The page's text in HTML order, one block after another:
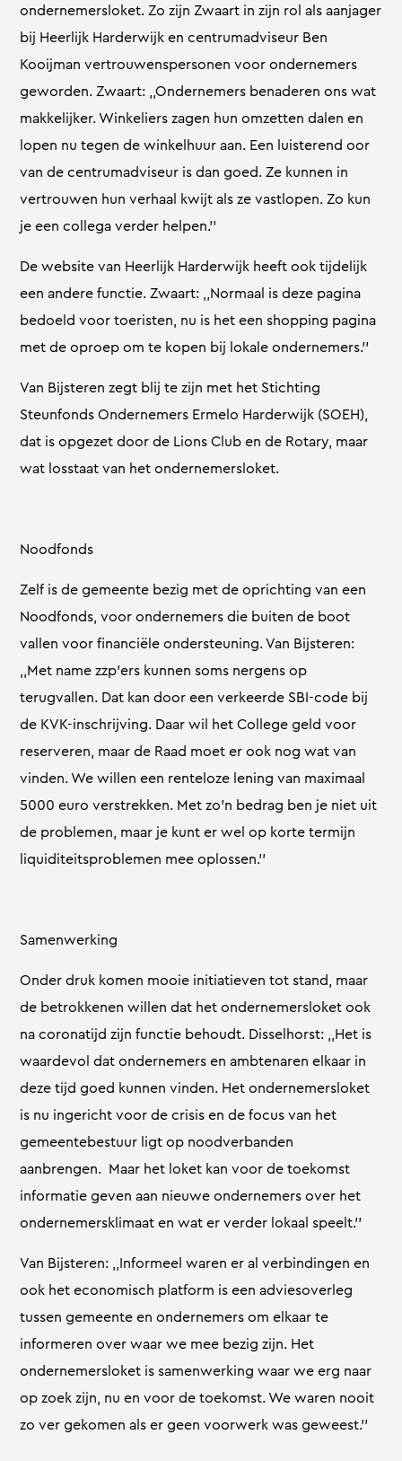
ondernemersloket. Zo zijn Zwaart in zijn rol als aanjager
bij Heerlijk Harderwijk en centrumadviseur Ben
Kooijman vertrouwenspersonen voor ondernemers
geworden. Zwaart: ,,Ondernemers benaderen ons wat
makkelijker. Winkeliers zagen hun omzetten dalen en
lopen nu tegen de winkelhuur aan. Een luisterend oor
van de centrumadviseur is dan goed. Ze kunnen in
vertrouwen hun verhaal kwijt als ze vastlopen. Zo kun
je een collega verder helpen.’’
De website van Heerlijk Harderwijk heeft ook tijdelijk
een andere functie. Zwaart: ,,Normaal is deze pagina
bedoeld voor toeristen, nu is het een shopping pagina
met de oproep om te kopen bij lokale ondernemers.’’
Van Bijsteren zegt blij te zijn met het Stichting
Steunfonds Ondernemers Ermelo Harderwijk (SOEH),
dat is opgezet door de Lions Club en de Rotary, maar
wat losstaat van het ondernemersloket.
Noodfonds
Zelf is de gemeente bezig met de oprichting van een
Noodfonds, voor ondernemers die buiten de boot
vallen voor financiële ondersteuning. Van Bijsteren:
,,Met name zzp’ers kunnen soms nergens op
terugvallen. Dat kan door een verkeerde SBI-code bij
de KVK-inschrijving. Daar wil het College geld voor
reserveren, maar de Raad moet er ook nog wat van
vinden. We willen een renteloze lening van maximaal
5000 euro verstrekken. Met zo’n bedrag ben je niet uit
de problemen, maar je kunt er wel op korte termijn
liquiditeitsproblemen mee oplossen.’’
Samenwerking
Onder druk komen mooie initiatieven tot stand, maar
de betrokkenen willen dat het ondernemersloket ook
na coronatijd zijn functie behoudt. Disselhorst: ,,Het is
waardevol dat ondernemers en ambtenaren elkaar in
deze tijd goed kunnen vinden. Het ondernemersloket
is nu ingericht voor de crisis en de focus van het
gemeentebestuur ligt op noodverbanden
aanbrengen. Maar het loket kan voor de toekomst
informatie geven aan nieuwe ondernemers over het
ondernemersklimaat en wat er verder lokaal speelt.’’
Van Bijsteren: ,,Informeel waren er al verbindingen en
ook het economisch platform is een adviesoverleg
tussen gemeente en ondernemers om elkaar te
informeren over waar we mee bezig zijn. Het
ondernemersloket is samenwerking waar we erg naar
op zoek zijn, nu en voor de toekomst. We waren nooit
zo ver gekomen als er geen voorwerk was geweest.’’